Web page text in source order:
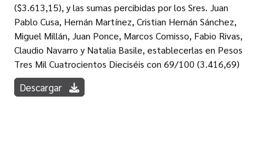
($3.613,15), y las sumas percibidas por los Sres. Juan
Pablo Cusa, Hernán Martínez, Cristian Hernán Sánchez,
Miguel Millán, Juan Ponce, Marcos Comisso, Fabio Rivas,
Claudio Navarro y Natalia Basile, establecerlas en Pesos
Tres Mil Cuatrocientos Dieciséis con 69/100 (3.416,69)
Descargar